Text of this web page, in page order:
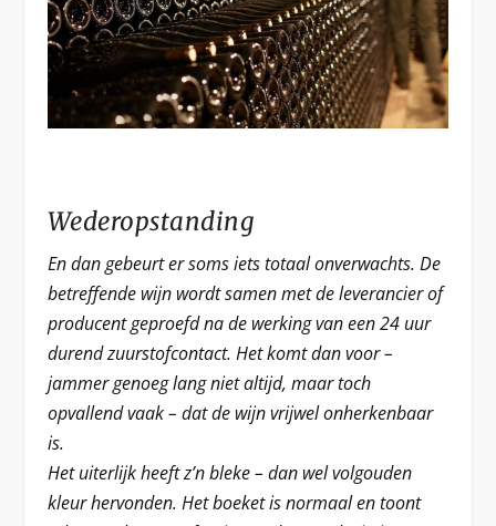
Wederopstanding
En dan gebeurt er soms iets totaal onverwachts. De
betreffende wijn wordt samen met de leverancier of
producent geproefd na de werking van een 24 uur
durend zuurstofcontact. Het komt dan voor –
jammer genoeg lang niet altijd, maar toch
opvallend vaak – dat de wijn vrijwel onherkenbaar
is.
Het uiterlijk heeft z’n bleke – dan wel volgouden
kleur hervonden. Het boeket is normaal en toont